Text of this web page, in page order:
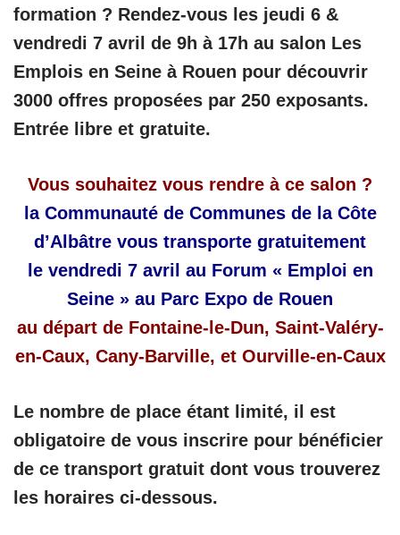
formation ? Rendez-vous les jeudi 6 &
vendredi 7 avril de 9h à 17h au salon Les
Emplois en Seine à Rouen pour découvrir
3000 offres proposées par 250 exposants.
Entrée libre et gratuite.
Vous souhaitez vous rendre à ce salon ?
la Communauté de Communes de la Côte
d’Albâtre vous transporte gratuitement
le vendredi 7 avril au Forum « Emploi en
Seine » au Parc Expo de Rouen
au départ de Fontaine-le-Dun, Saint-Valéry-
en-Caux, Cany-Barville, et Ourville-en-Caux
Le nombre de place étant limité, il est
obligatoire de vous inscrire pour bénéficier
de ce transport gratuit dont vous trouverez
les horaires ci-dessous.